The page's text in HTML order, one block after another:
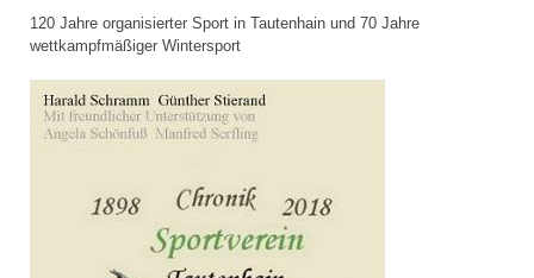
120 Jahre organisierter Sport in Tautenhain und 70 Jahre
wettkampfmäßiger Wintersport